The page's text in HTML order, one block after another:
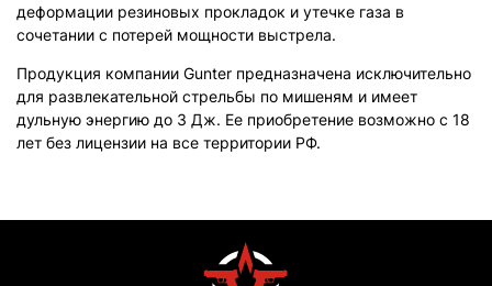
деформации резиновых прокладок и утечке газа в
сочетании с потерей мощности выстрела.
Продукция компании Gunter предназначена исключительно
для развлекательной стрельбы по мишеням и имеет
дульную энергию до 3 Дж. Ее приобретение возможно с 18
лет без лицензии на все территории РФ.